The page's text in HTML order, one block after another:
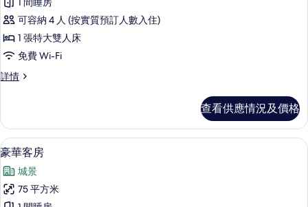
套
房,
海
景
的
片
可容納 4 人 (按實質預訂人數入住)
1 張特大雙人床
免費 Wi-Fi
詳情
套
詳
情
查看供應情況及價格
載
入
所
有
6
豪華客房
城景
75 平方米